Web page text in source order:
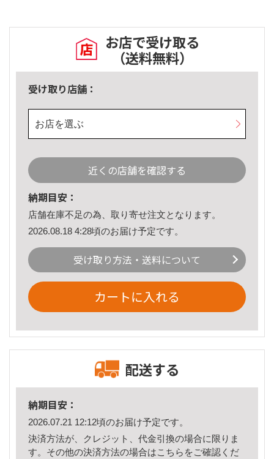
お店で受け取る
（送料無料）
受け取り店舗：
お店を選ぶ
近くの店舗を確認する
納期目安：
店舗在庫不足の為、取り寄せ注文となります。
2026.08.18 4:28頃のお届け予定です。
受け取り方法・送料について
カートに入れる
配送する
納期目安：
2026.07.21 12:12頃のお届け予定です。
決済方法が、クレジット、代金引換の場合に限りま
す。その他の決済方法の場合はこちら をご確認くだ